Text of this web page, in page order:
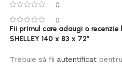
0
0
Fii primul care adaugi o recenzie
SHELLEY 140 x 83 x 72”
Trebuie să fii autentificat